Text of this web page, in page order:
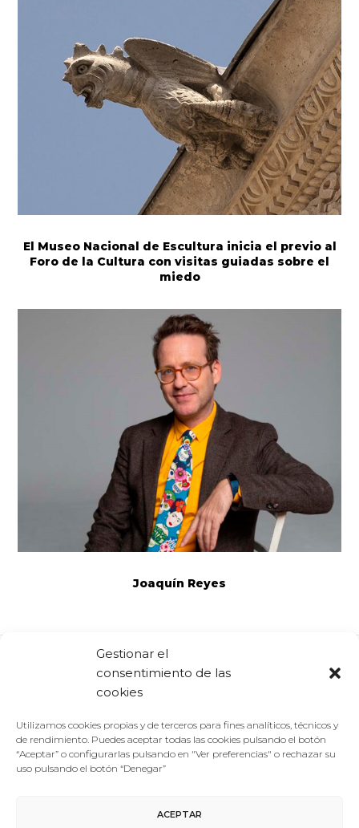
Gestionar el
consentimiento de las
cookies
Utilizamos cookies propias y de terceros para fines analíticos, técnicos y
de rendimiento. Puedes aceptar todas las cookies pulsando el botón
“Aceptar” o configurarlas pulsando en "Ver preferencias" o rechazar su
uso pulsando el botón “Denegar”
ACEPTAR
El Museo Nacional de Escultura inicia el previo al
Foro de la Cultura con visitas guiadas sobre el
miedo
Joaquín Reyes
Comparte: Facebook Twitter